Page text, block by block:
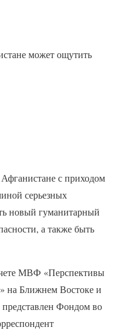
может ощутить
с приходом
серьезных
новый гуманитарный
а также быть
МВФ «Перспективы
на Ближнем Востоке и
Фондом во